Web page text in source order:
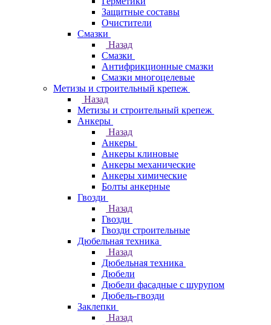
Защитные составы
Очистители
Смазки
Назад
Смазки
Антифрикционные смазки
Смазки многоцелевые
Метизы и строительный крепеж
Назад
Метизы и строительный крепеж
Анкеры
Назад
Анкеры
Анкеры клиновые
Анкеры механические
Анкеры химические
Болты анкерные
Гвозди
Назад
Гвозди
Гвозди строительные
Дюбельная техника
Назад
Дюбельная техника
Дюбели
Дюбели фасадные с шурупом
Дюбель-гвозди
Заклепки
Назад